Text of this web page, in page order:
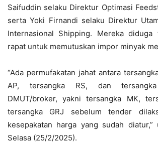
Saifuddin selaku Direktur Optimasi
serta Yoki Firnandi selaku Direktur
Internasional Shipping. Mereka diduga
rapat untuk memutuskan impor minyak
“Ada permufakatan jahat antara
AP, tersangka RS, dan
DMUT/broker, yakni tersangka MK,
tersangka GRJ sebelum tender
kesepakatan harga yang sudah
Selasa (25/2/2025).